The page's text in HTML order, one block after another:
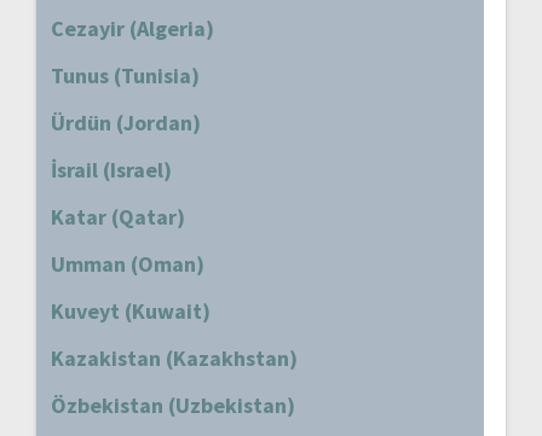
Cezayir (Algeria)
Tunus (Tunisia)
Ürdün (Jordan)
İsrail (Israel)
Katar (Qatar)
Umman (Oman)
Kuveyt (Kuwait)
Kazakistan (Kazakhstan)
Özbekistan (Uzbekistan)